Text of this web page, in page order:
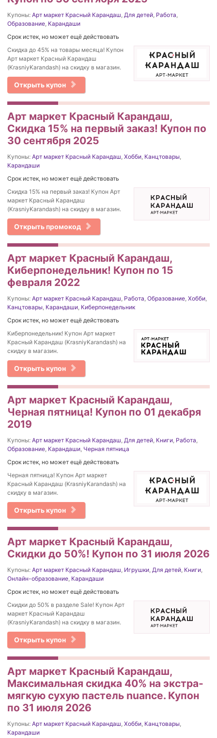
Купоны: Арт маркет Красный Карандаш, Для детей, Работа,
Образование, Карандаши
Срок истек, но может ещё действовать
Скидка до 45% на товары месяца! Купон
Арт маркет Красный Карандаш
(KrasniyKarandash) на скидку в магазин.
Открыть купон
Арт маркет Красный Карандаш,
Скидка 15% на первый заказ! Купон по
30 сентября 2025
Купоны: Арт маркет Красный Карандаш, Хобби, Канцтовары,
Карандаши
Срок истек, но может ещё действовать
Скидка 15% на первый заказ! Купон Арт
маркет Красный Карандаш
(KrasniyKarandash) на скидку в магазин.
Открыть промокод
Арт маркет Красный Карандаш,
Киберпонедельник! Купон по 15
февраля 2022
Купоны: Арт маркет Красный Карандаш, Работа, Образование, Хобби,
Канцтовары, Карандаши, Киберпонедельник
Срок истек, но может ещё действовать
Киберпонедельник! Купон Арт маркет
Красный Карандаш (KrasniyKarandash) на
скидку в магазин.
Открыть купон
Арт маркет Красный Карандаш,
Черная пятница! Купон по 01 декабря
2019
Купоны: Арт маркет Красный Карандаш, Для детей, Книги, Работа,
Образование, Карандаши, Черная пятница
Срок истек, но может ещё действовать
Черная пятница! Купон Арт маркет
Красный Карандаш (KrasniyKarandash) на
скидку в магазин.
Открыть купон
Арт маркет Красный Карандаш,
Скидки до 50%! Купон по 31 июля 2026
Купоны: Арт маркет Красный Карандаш, Игрушки, Для детей, Книги,
Онлайн-образование, Карандаши
Срок истек, но может ещё действовать
Скидки до 50% в разделе Sale! Купон Арт
маркет Красный Карандаш
(KrasniyKarandash) на скидку в магазин.
Открыть купон
Арт маркет Красный Карандаш,
Максимальная скидка 40% на экстра-
мягкую сухую пастель nuance. Купон
по 31 июля 2026
Купоны: Арт маркет Красный Карандаш, Хобби, Канцтовары,
Карандаши